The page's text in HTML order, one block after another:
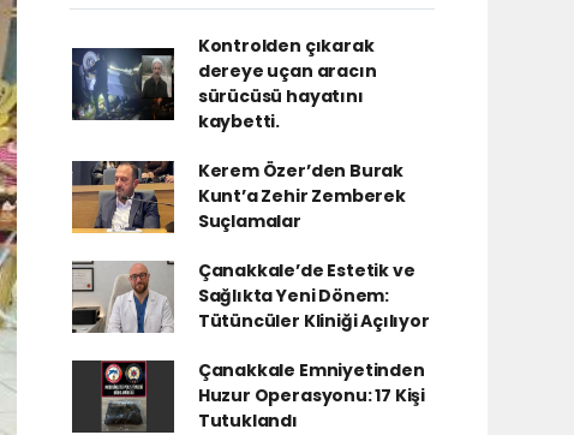
Kontrolden çıkarak
dereye uçan aracın
sürücüsü hayatını
kaybetti.
Kerem Özer’den Burak
Kunt’a Zehir Zemberek
Suçlamalar
Çanakkale’de Estetik ve
Sağlıkta Yeni Dönem:
Tütüncüler Kliniği Açılıyor
Çanakkale Emniyetinden
Huzur Operasyonu: 17 Kişi
Tutuklandı